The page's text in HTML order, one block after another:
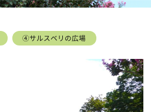
④サルスベリの広場